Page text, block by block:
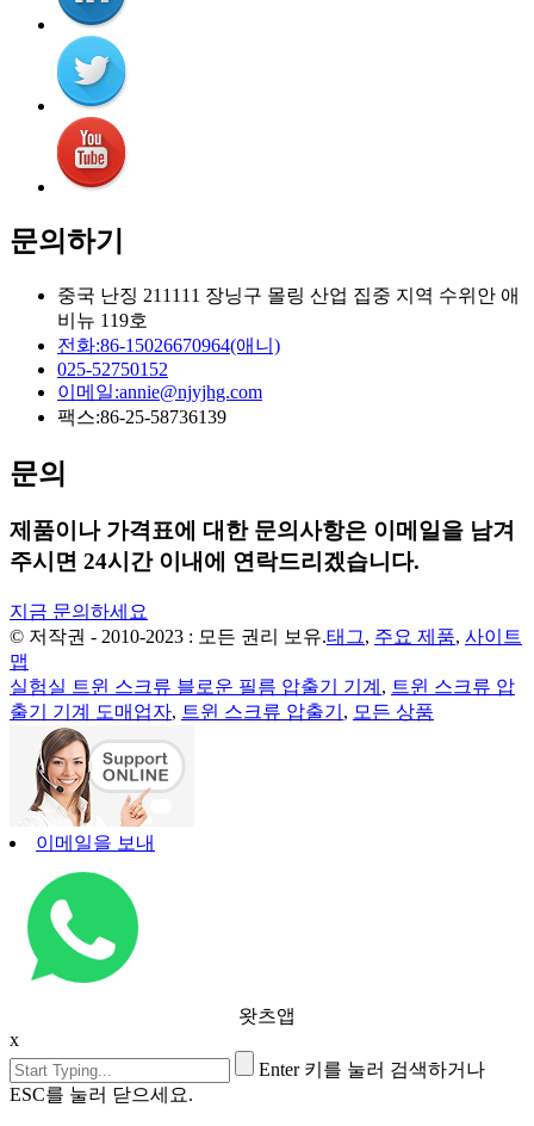
문의하기
중국 난징 211111 장닝구 몰링 산업 집중 지역 수위안 애
비뉴 119호
전화:86-15026670964(애니)
025-52750152
이메일:annie@njyjhg.com
팩스:86-25-58736139
문의
제품이나 가격표에 대한 문의사항은 이메일을 남겨
주시면 24시간 이내에 연락드리겠습니다.
지금 문의하세요
© 저작권 - 2010-2023 : 모든 권리 보유.태그, 주요 제품, 사이트
맵
실험실 트윈 스크류 블로운 필름 압출기 기계 , 트윈 스크류 압
출기 기계 도매업자, 트윈 스크류 압출기 , 모든 상품
이메일을 보내
왓츠앱
x
Enter 키를 눌러 검색하거나
ESC를 눌러 닫으세요.